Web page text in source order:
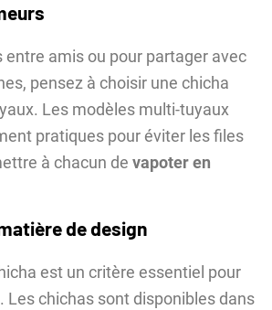
entre amis ou pour partager avec
pensez à choisir une chicha
Les modèles multi-tuyaux
pratiques pour éviter les files
à chacun de vapoter en
de design
est un critère essentiel pour
Les chichas sont disponibles dans